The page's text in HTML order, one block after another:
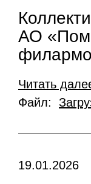
АО
Читать
Файл:
19.01.2026